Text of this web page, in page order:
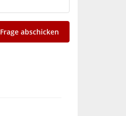
Frage abschicken